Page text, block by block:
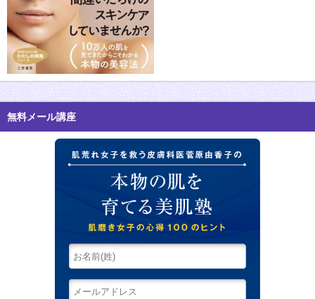
無料メール講座